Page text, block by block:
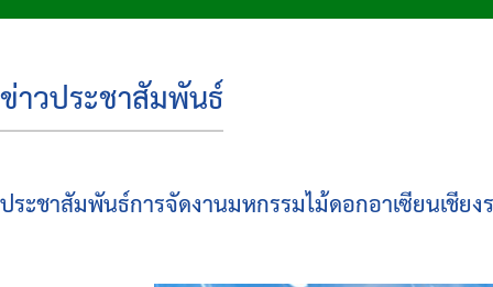
ข่าวประชาสัมพันธ์
ประชาสัมพันธ์การจัดงานมหกรรมไม้ดอกอาเซียนเชียง